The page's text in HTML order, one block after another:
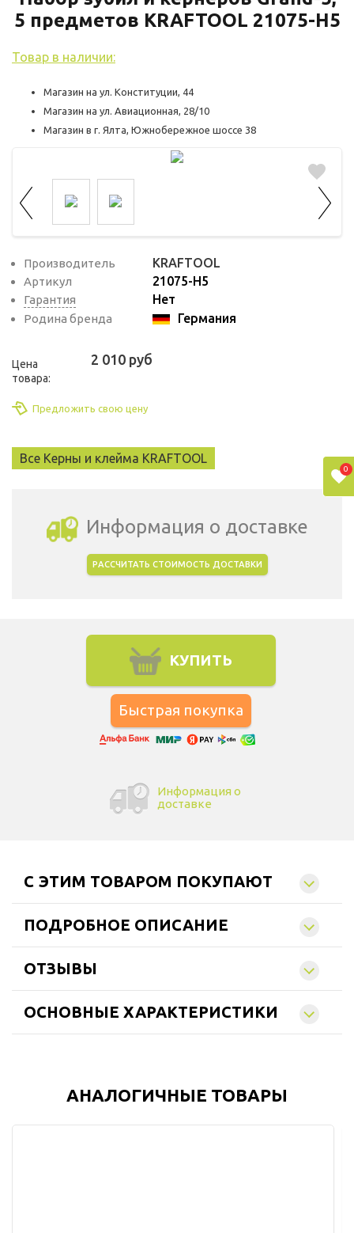
5 предметов KRAFTOOL 21075-H5
Товар в наличии:
Магазин на ул. Конституции, 44
Магазин на ул. Авиационная, 28/10
Магазин в г. Ялта, Южнобережное шоссе 38
Производитель KRAFTOOL
Артикул 21075-H5
Гарантия Нет
Родина бренда Германия
Цена
товара:
2 010 руб
Предложить свою цену
Все Керны и клейма KRAFTOOL
Информация о доставке
РАССЧИТАТЬ СТОИМОСТЬ ДОСТАВКИ
КУПИТЬ
Информация о
доставке
C ЭТИМ ТОВАРОМ ПОКУПАЮТ
ПОДРОБНОЕ ОПИСАНИЕ
ОТЗЫВЫ
ОСНОВНЫЕ ХАРАКТЕРИСТИКИ
АНАЛОГИЧНЫЕ ТОВАРЫ
0
пользователей на сайте. Эти файлы cookie
чтобы увеличить его производительность
и сделать функционал сайта максимально
удобным для пользователей.
Рекламные файлы cookie используются
для целей маркетинга и улучшения
качества рекламы. Эти файлы cookie
помогают обеспечить максимально
высокую точность и ценность содержания
для пользователей сайта.